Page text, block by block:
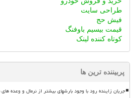
طراحی سایت
فیش حج
قیمت بیسیم باوفنگ
کوتاه کننده لینک
پربیننده ترین ها
جریان زاینده رود با وجود بارشهای بیشتر از نرمال و وعده